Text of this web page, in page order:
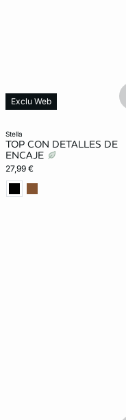
stella
TOP CON DETALLES DE
ENCAJE
27,99 €
Exclu Web